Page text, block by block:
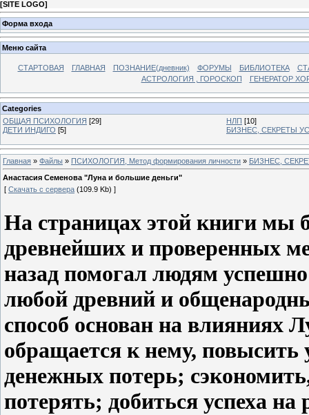
[SITE LOGO]
Форма входа
Меню сайта
СТАРТОВАЯ ГЛАВНАЯ ПОЗНАНИЕ(дневник) ФОРУМЫ БИБЛИОТЕКА
АСТРОЛОГИЯ , ГОРОСКОП
ГЕНЕРАТОР
Categories
ОБЩАЯ ПСИХОЛОГИЯ [29] НЛП [10]
ДЕТИ ИНДИГО [5] БИЗНЕС, СЕКРЕТЫ
Главная » Файлы » ПСИХОЛОГИЯ, Метод формирования личности » БИЗНЕС,
Анастасия Семенова "Луна и большие деньги"
[ Скачать с сервера (109.9 Kb) ]
На страницах этой книги мы
древнейших и проверенных
назад помогал людям
любой древний и
способ основан на влияниях
обращается к нему, повысить
денежных потерь;
потерять; добиться успеха